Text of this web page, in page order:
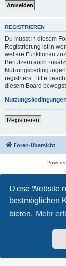
Diese Website
bestmöglichen
bieten. Mehr
REGISTRIEREN
Du musst in diesem
Registrierung ist in
weitere Funktionen
Benutzern auch
registrierst. Bitte
diesem Board bewegst.
Nutzungsbedingungen
Registrieren
Foren-Übersicht